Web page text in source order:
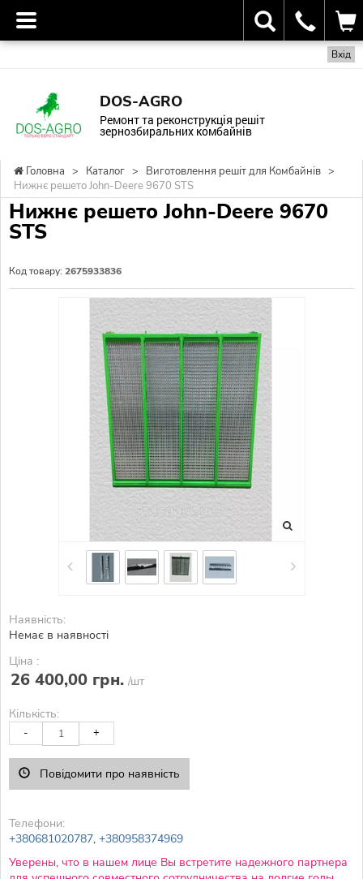
Вхід
DOS-AGRO
Ремонт та реконструкція решіт
зернозбиральних комбайнів
Головна > Каталог > Виготовлення решіт для Комбайнів >
Нижнє решето John-Deere 9670 STS
Нижнє решето John-Deere 9670
STS
Код товару: 2675933836
Наявність:
Немає в наявності
Ціна :
26 400,00 грн. /шт
Кількість:
- +
Повідомити про наявність
Телефони:
+380681020787, +380958374969
Уверены, что в нашем лице Вы встретите надежного партнера